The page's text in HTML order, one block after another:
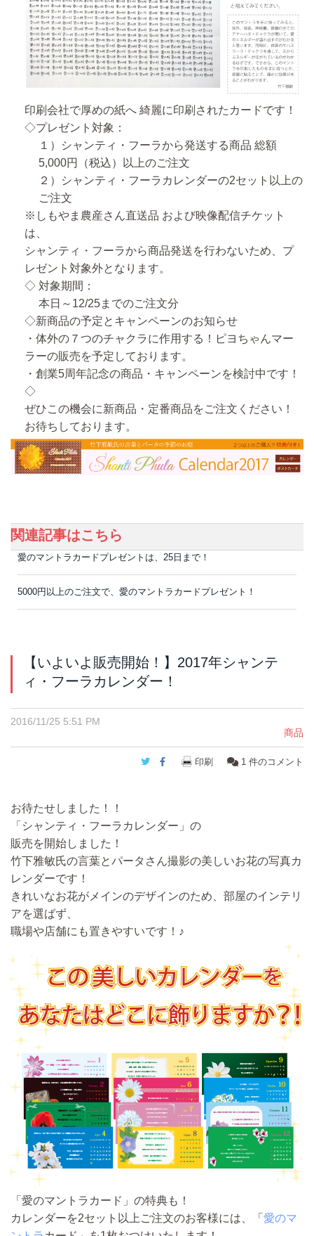
印刷会社で厚めの紙へ 綺麗に印刷されたカードです！
◇プレゼント対象：
１）シャンティ・フーラから発送する商品 総額
5,000円（税込）以上のご注文
２）シャンティ・フーラ カレンダーの2セット以上の
ご注文
※しもやま農産さん直送品 および映像配信チケット
は、
シャンティ・フーラから商品発送を行わないため、プ
レゼント対象外となります。
◇ 対象期間：
本日～12/25までのご注文分
◇新商品の予定とキャンペーンのお知らせ
・体外の７つのチャクラに作用する！ピヨちゃんマー
ラーの販売を予定しております。
・創業5周年記念の商品・キャンペーンを検討中です！
◇
ぜひこの機会に新商品・定番商品をご注文ください！
お待ちしております。
関連記事はこちら
愛のマントラカードプレゼントは、25日まで！
5000円以上のご注文で、愛のマントラカードプレゼント！
【いよいよ販売開始！】2017年シャンテ
ィ・フーラカレンダー！
2016/11/25 5:51 PM
商品
Twitter
Facebook
印刷 1 件のコメント
お待たせしました！！
「シャンティ・フーラカレンダー」の
販売を開始しました！
竹下雅敏氏の言葉とパータさん撮影の美しいお花の写真カ
レンダーです！
きれいなお花がメインのデザインのため、部屋のインテリ
アを選ばず、
職場や店舗にも置きやすいです！♪
「愛のマントラカード」の特典も！
カレンダーを2セット以上ご注文のお客様には、「 愛のマ